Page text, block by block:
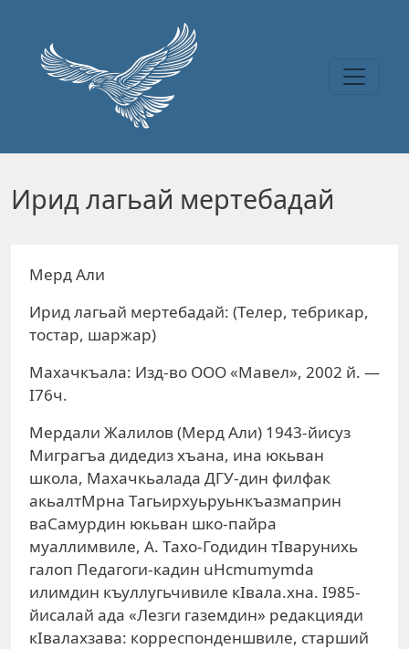
Ирид лагьай мертебадай
Мерд Али
Ирид лагьай мертебадай: (Телер, тебрикар,
тостар, шаржар)
Махачкъала: Изд-во ООО «Мавел», 2002 й. —
I76ч.
Мердали Жалилов (Мерд Али) 1943-йисуз
Миграгъа дидедиз хъана, ина юкьван
школа, Махачкьалада ДГУ-дин филфак
акьалтМрна Тагьирхуьруьнкъазмаприн
ваСамурдин юкьван шко-пайра
муаллимвиле, А. Тахо-Годидин тIварунихь
галоп Педагоги-кадин uHcmumymda
илимдин къуллугьчивиле кIвала.хна. I985-
йисалай ада «Лезги газемдин» редакцияди
кIвалахзава: корреспонденшвиле, старший